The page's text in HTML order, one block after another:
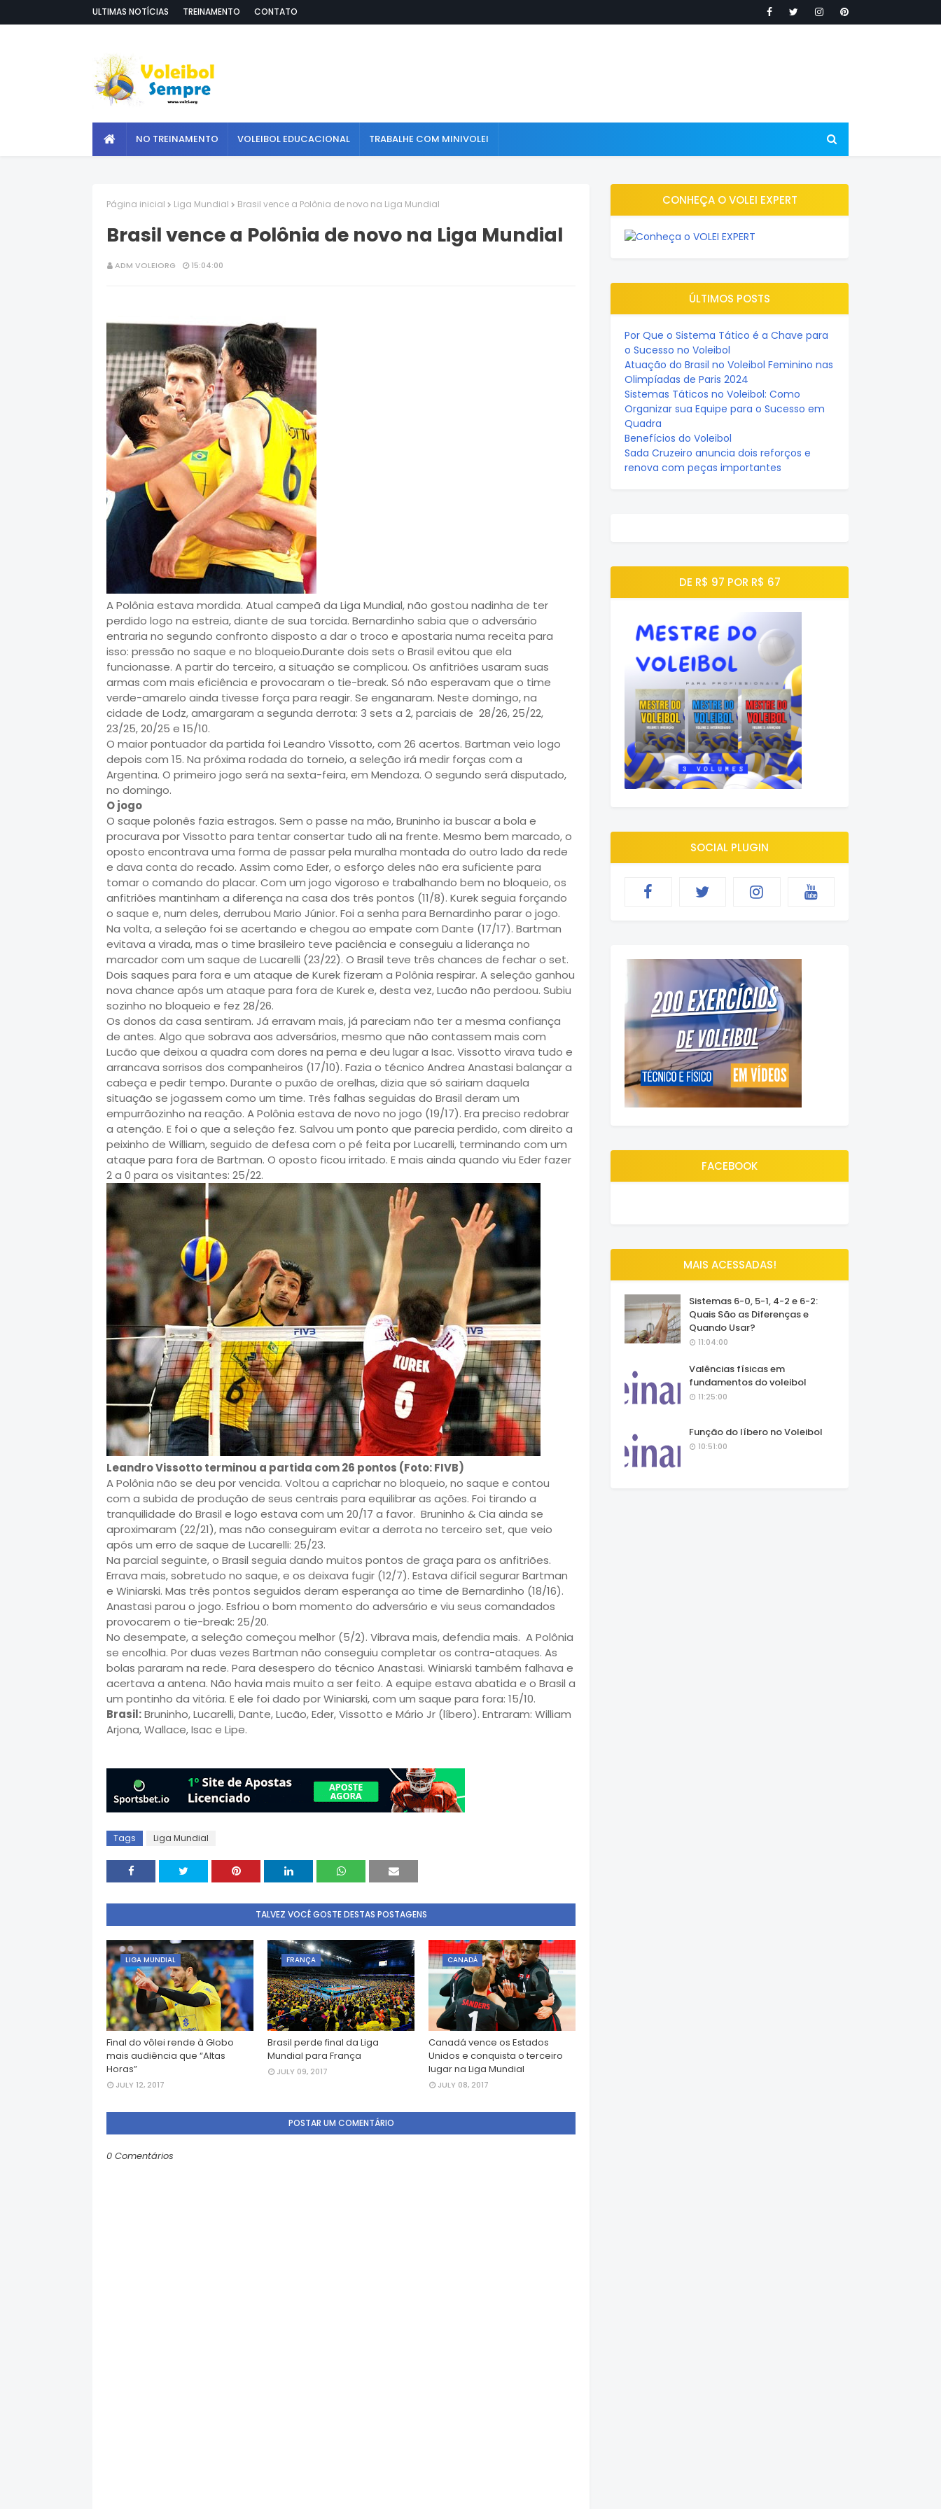
ULTIMAS NOTÍCIAS TREINAMENTO CONTATO
NO TREINAMENTO VOLEIBOL EDUCACIONAL TRABALHE COM MINIVOLEI
Página inicial Liga Mundial Brasil vence a Polônia de novo na Liga Mundial
Brasil vence a Polônia de novo na Liga Mundial
ADM VOLEIORG 15:04:00
A Polônia estava mordida. Atual campeã da Liga Mundial, não gostou nadinha de ter
perdido logo na estreia, diante de sua torcida. Bernardinho sabia que o adversário
entraria no segundo confronto disposto a dar o troco e apostaria numa receita para
isso: pressão no saque e no bloqueio.Durante dois sets o Brasil evitou que ela
funcionasse. A partir do terceiro, a situação se complicou. Os anfitriões usaram suas
armas com mais eficiência e provocaram o tie-break. Só não esperavam que o time
verde-amarelo ainda tivesse força para reagir. Se enganaram. Neste domingo, na
cidade de Lodz, amargaram a segunda derrota: 3 sets a 2, parciais de 28/26, 25/22,
23/25, 20/25 e 15/10.
O maior pontuador da partida foi Leandro Vissotto, com 26 acertos. Bartman veio logo
depois com 15. Na próxima rodada do torneio, a seleção irá medir forças com a
Argentina. O primeiro jogo será na sexta-feira, em Mendoza. O segundo será disputado,
no domingo.
O jogo
O saque polonês fazia estragos. Sem o passe na mão, Bruninho ia buscar a bola e
procurava por Vissotto para tentar consertar tudo ali na frente. Mesmo bem marcado, o
oposto encontrava uma forma de passar pela muralha montada do outro lado da rede
e dava conta do recado. Assim como Eder, o esforço deles não era suficiente para
tomar o comando do placar. Com um jogo vigoroso e trabalhando bem no bloqueio, os
anfitriões mantinham a diferença na casa dos três pontos (11/8). Kurek seguia forçando
o saque e, num deles, derrubou Mario Júnior. Foi a senha para Bernardinho parar o jogo.
Na volta, a seleção foi se acertando e chegou ao empate com Dante (17/17). Bartman
evitava a virada, mas o time brasileiro teve paciência e conseguiu a liderança no
marcador com um saque de Lucarelli (23/22). O Brasil teve três chances de fechar o set.
Dois saques para fora e um ataque de Kurek fizeram a Polônia respirar. A seleção ganhou
nova chance após um ataque para fora de Kurek e, desta vez, Lucão não perdoou. Subiu
sozinho no bloqueio e fez 28/26.
Os donos da casa sentiram. Já erravam mais, já pareciam não ter a mesma confiança
de antes. Algo que sobrava aos adversários, mesmo que não contassem mais com
Lucão que deixou a quadra com dores na perna e deu lugar a Isac. Vissotto virava tudo e
arrancava sorrisos dos companheiros (17/10). Fazia o técnico Andrea Anastasi balançar a
cabeça e pedir tempo. Durante o puxão de orelhas, dizia que só sairiam daquela
situação se jogassem como um time. Três falhas seguidas do Brasil deram um
empurrãozinho na reação. A Polônia estava de novo no jogo (19/17). Era preciso redobrar
a atenção. E foi o que a seleção fez. Salvou um ponto que parecia perdido, com direito a
peixinho de William, seguido de defesa com o pé feita por Lucarelli, terminando com um
ataque para fora de Bartman. O oposto ficou irritado. E mais ainda quando viu Eder fazer
2 a 0 para os visitantes: 25/22.
Leandro Vissotto terminou a partida com 26 pontos (Foto: FIVB)
A Polônia não se deu por vencida. Voltou a caprichar no bloqueio, no saque e contou
com a subida de produção de seus centrais para equilibrar as ações. Foi tirando a
tranquilidade do Brasil e logo estava com um 20/17 a favor. Bruninho & Cia ainda se
aproximaram (22/21), mas não conseguiram evitar a derrota no terceiro set, que veio
após um erro de saque de Lucarelli: 25/23.
Na parcial seguinte, o Brasil seguia dando muitos pontos de graça para os anfitriões.
Errava mais, sobretudo no saque, e os deixava fugir (12/7). Estava difícil segurar Bartman
e Winiarski. Mas três pontos seguidos deram esperança ao time de Bernardinho (18/16).
Anastasi parou o jogo. Esfriou o bom momento do adversário e viu seus comandados
provocarem o tie-break: 25/20.
No desempate, a seleção começou melhor (5/2). Vibrava mais, defendia mais. A Polônia
se encolhia. Por duas vezes Bartman não conseguiu completar os contra-ataques. As
bolas pararam na rede. Para desespero do técnico Anastasi. Winiarski também falhava e
acertava a antena. Não havia mais muito a ser feito. A equipe estava abatida e o Brasil a
um pontinho da vitória. E ele foi dado por Winiarski, com um saque para fora: 15/10.
Brasil:Bruninho, Lucarelli, Dante, Lucão, Eder, Vissotto e Mário Jr (líbero). Entraram: William
Arjona, Wallace, Isac e Lipe.
Tags Liga Mundial
TALVEZ VOCÊ GOSTE DESTAS POSTAGENS
LIGA MUNDIAL
Final do vôlei rende à Globo
mais audiência que “Altas
Horas”
JULY 12, 2017
FRANÇA
Brasil perde final da Liga
Mundial para França
JULY 09, 2017
CANADÁ
Canadá vence os Estados
Unidos e conquista o terceiro
lugar na Liga Mundial
JULY 08, 2017
POSTAR UM COMENTÁRIO
0 Comentários
CONHEÇA O VOLEI EXPERT
ÚLTIMOS POSTS
Por Que o Sistema Tático é a Chave para
o Sucesso no Voleibol
Atuação do Brasil no Voleibol Feminino nas
Olimpíadas de Paris 2024
Sistemas Táticos no Voleibol: Como
Organizar sua Equipe para o Sucesso em
Quadra
Benefícios do Voleibol
Sada Cruzeiro anuncia dois reforços e
renova com peças importantes
DE R$ 97 POR R$ 67
SOCIAL PLUGIN
FACEBOOK
MAIS ACESSADAS!
Sistemas 6-0, 5-1, 4-2 e 6-2:
Quais São as Diferenças e
Quando Usar?
11:04:00
Valências físicas em
fundamentos do voleibol
11:25:00
Função do líbero no Voleibol
10:51:00